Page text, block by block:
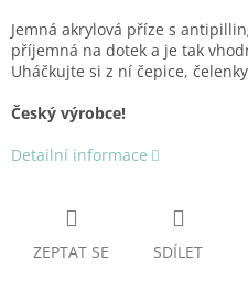
Jemná akrylová příze s
příjemná na dotek a je tak
Uháčkujte si z ní čepice,
Český výrobce!
Detailní informace
ZEPTAT SE SDÍLET